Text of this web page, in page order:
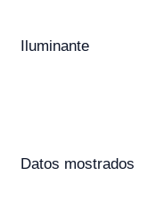
Iluminante
Datos mostrados